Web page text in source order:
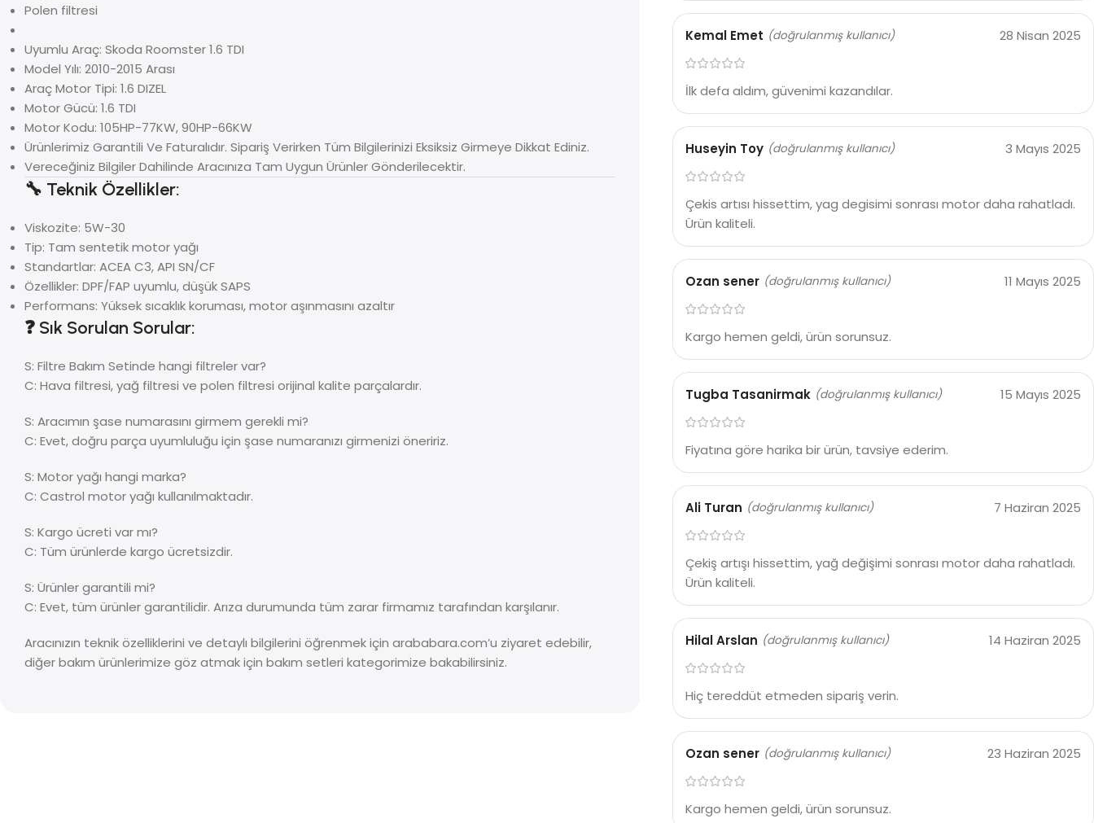
Polen filtresi
Uyumlu Araç: Skoda Roomster 1.6 TDI
Model Yılı: 2010-2015 Arası
Araç Motor Tipi: 1.6 DIZEL
Motor Gücü: 1.6 TDI
Motor Kodu: 105HP-77KW, 90HP-66KW
Ürünlerimiz Garantili Ve Faturalıdır. Sipariş Verirken Tüm Bilgilerinizi Eksiksiz Girmeye Dikkat Ediniz.
Vereceğiniz Bilgiler Dahilinde Aracınıza Tam Uygun Ürünler Gönderilecektir.
🔧 Teknik Özellikler:
Viskozite: 5W-30
Tip: Tam sentetik motor yağı
Standartlar: ACEA C3, API SN/CF
Özellikler: DPF/FAP uyumlu, düşük SAPS
Performans: Yüksek sıcaklık koruması, motor aşınmasını azaltır
❓ Sık Sorulan Sorular:
S: Filtre Bakım Setinde hangi filtreler var?
C: Hava filtresi, yağ filtresi ve polen filtresi orijinal kalite parçalardır.
S: Aracımın şase numarasını girmem gerekli mi?
C: Evet, doğru parça uyumluluğu için şase numaranızı girmenizi öneririz.
S: Motor yağı hangi marka?
C: Castrol motor yağı kullanılmaktadır.
S: Kargo ücreti var mı?
C: Tüm ürünlerde kargo ücretsizdir.
S: Ürünler garantili mi?
C: Evet, tüm ürünler garantilidir. Arıza durumunda tüm zarar firmamız tarafından karşılanır.
Aracınızın teknik özelliklerini ve detaylı bilgilerini öğrenmek için arababara.com’u ziyaret edebilir,
diğer bakım ürünlerimize göz atmak için bakım setleri kategorimize bakabilirsiniz.
Kemal Emet (doğrulanmış kullanıcı) 28 Nisan 2025
İlk defa aldım, güvenimi kazandılar.
Huseyin Toy (doğrulanmış kullanıcı) 3 Mayıs 2025
Çekis artısı hissettim, yag degisimi sonrası motor daha rahatladı.
Ürün kaliteli.
Ozan sener (doğrulanmış kullanıcı) 11 Mayıs 2025
Kargo hemen geldi, ürün sorunsuz.
Tugba Tasanirmak (doğrulanmış kullanıcı) 15 Mayıs 2025
Fiyatına göre harika bir ürün, tavsiye ederim.
Ali Turan (doğrulanmış kullanıcı) 7 Haziran 2025
Çekiş artışı hissettim, yağ değişimi sonrası motor daha rahatladı.
Ürün kaliteli.
Hilal Arslan (doğrulanmış kullanıcı) 14 Haziran 2025
Hiç tereddüt etmeden sipariş verin.
Ozan sener (doğrulanmış kullanıcı) 23 Haziran 2025
Kargo hemen geldi, ürün sorunsuz.